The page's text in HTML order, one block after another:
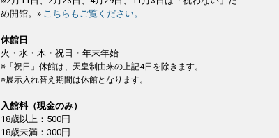
め開館。» こちらもご覧ください。
休館日
火・水・木・祝日・年末年始
※「祝日」休館は、天皇制由来の上記4日を除きます。
※展示入れ替え期間は休館となります。
入館料（現金のみ）
18歳以上：500円
18歳未満：300円